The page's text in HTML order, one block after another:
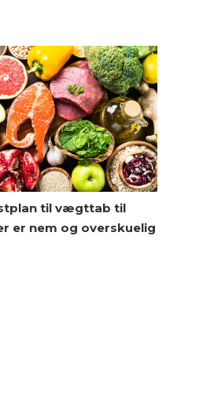
til vægttab til
er nem og overskuelig